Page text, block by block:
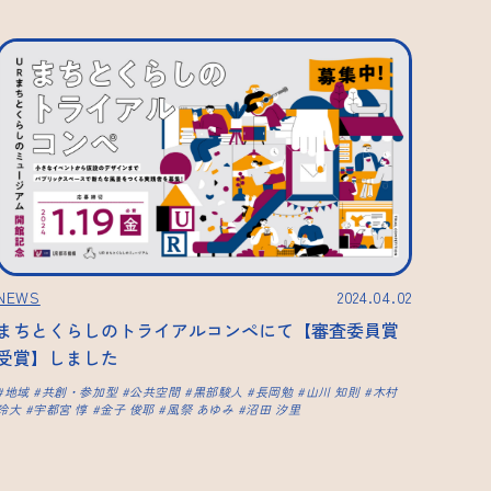
2024.04.02
ちとくらしのトライアルコンペにて【審査委員賞
賞】しました
地域 共創・参加型 公共空間 黒部駿人 長岡勉 山川 知則
木村
大
宇都宮 惇 金子 俊耶 風祭 あゆみ 沼田 汐里